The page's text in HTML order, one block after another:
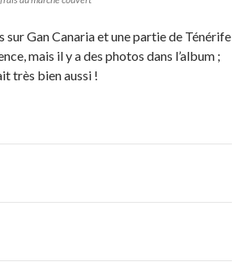
sur Gan Canaria et une partie de Ténérife
mais il y a des photos dans l’album ;
très bien aussi !